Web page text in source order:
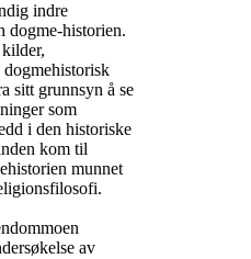
indre
dogme-historien.
dogmehistorisk
sitt grunnsyn å se
som
i den historiske
kom til
munnet
av